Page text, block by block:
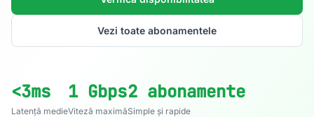
Vezi toate abonamentele
<3ms
Latență medie
1 Gbps
Viteză maximă
2 abonamente
Simple și rapide